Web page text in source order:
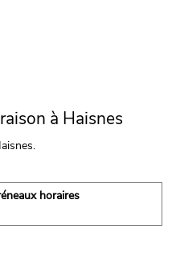
à Haisnes
horaires